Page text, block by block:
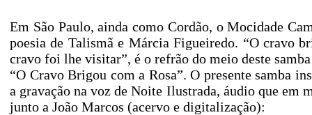
Em São Paulo, ainda como Cordão, o Mocidade
poesia de Talismã e Márcia Figueiredo. “O cravo
cravo foi lhe visitar”, é o refrão do meio deste
“O Cravo Brigou com a Rosa”. O presente samba
a gravação na voz de Noite Ilustrada, áudio que em
junto a João Marcos (acervo e digitalização):